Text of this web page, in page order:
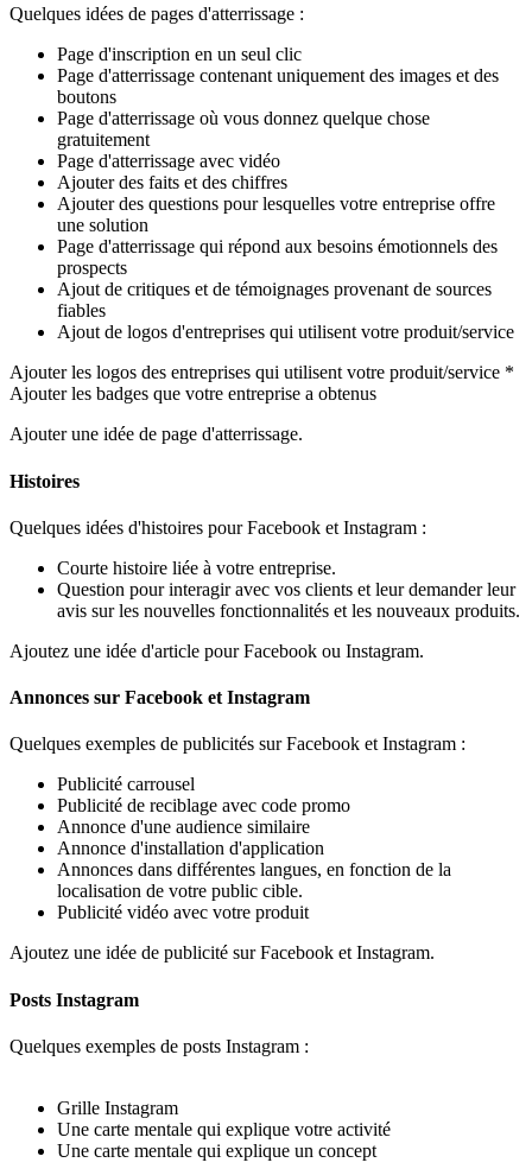
Quelques idées de pages d'atterrissage :
Page d'inscription en un seul clic
Page d'atterrissage contenant uniquement des images et des
boutons
Page d'atterrissage où vous donnez quelque chose
gratuitement
Page d'atterrissage avec vidéo
Ajouter des faits et des chiffres
Ajouter des questions pour lesquelles votre entreprise offre
une solution
Page d'atterrissage qui répond aux besoins émotionnels des
prospects
Ajout de critiques et de témoignages provenant de sources
fiables
Ajout de logos d'entreprises qui utilisent votre produit/service
Ajouter les logos des entreprises qui utilisent votre produit/service *
Ajouter les badges que votre entreprise a obtenus
Ajouter une idée de page d'atterrissage.
Histoires
Quelques idées d'histoires pour Facebook et Instagram :
Courte histoire liée à votre entreprise.
Question pour interagir avec vos clients et leur demander leur
avis sur les nouvelles fonctionnalités et les nouveaux produits.
Ajoutez une idée d'article pour Facebook ou Instagram.
Annonces sur Facebook et Instagram
Quelques exemples de publicités sur Facebook et Instagram :
Publicité carrousel
Publicité de reciblage avec code promo
Annonce d'une audience similaire
Annonce d'installation d'application
Annonces dans différentes langues, en fonction de la
localisation de votre public cible.
Publicité vidéo avec votre produit
Ajoutez une idée de publicité sur Facebook et Instagram.
Posts Instagram
Quelques exemples de posts Instagram :
Grille Instagram
Une carte mentale qui explique votre activité
Une carte mentale qui explique un concept